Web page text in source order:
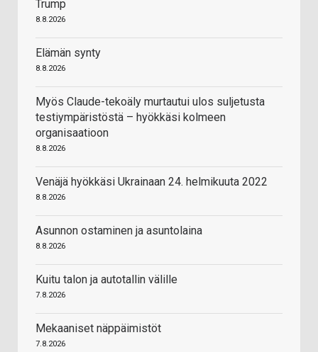
Trump
8.8.2026
Elämän synty
8.8.2026
Myös Claude-tekoäly murtautui ulos suljetusta
testiympäristöstä – hyökkäsi kolmeen
organisaatioon
8.8.2026
Venäjä hyökkäsi Ukrainaan 24. helmikuuta 2022
8.8.2026
Asunnon ostaminen ja asuntolaina
8.8.2026
Kuitu talon ja autotallin välille
7.8.2026
Mekaaniset näppäimistöt
7.8.2026